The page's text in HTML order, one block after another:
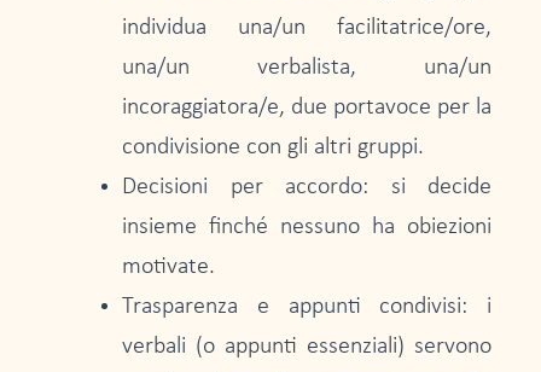
individua una/un facilitatrice/ore,
una/un verbalista, una/un
incoraggiatora/e, due portavoce per la
condivisione con gli altri gruppi.
Decisioni per accordo: si decide
insieme finché nessuno ha obiezioni
motivate.
Trasparenza e appunti condivisi: i
verbali (o appunti essenziali) servono